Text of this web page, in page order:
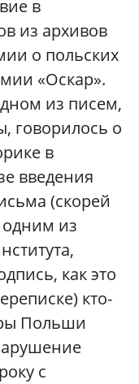
в
из архивов
о польских
«Оскар».
из писем,
говорилось о
в
введения
(скорей
из
как это
кто-
Польши
с